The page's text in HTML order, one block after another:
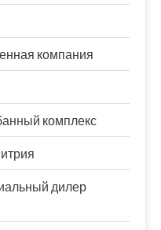
компания
комплекс
дилер